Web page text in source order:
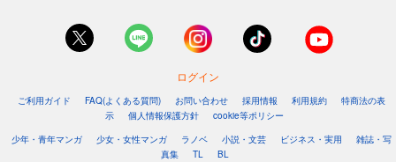
ログイン
ご利用ガイド FAQ(よくある質問) お問い合わせ 採用情報 利用規約
特商法の表
示
個人情報保護方針
cookie等ポリシー
少年・青年マンガ
少女・女性マンガ ラノベ 小説・文芸 ビジネス・実用
雑誌・写
真集
TL BL